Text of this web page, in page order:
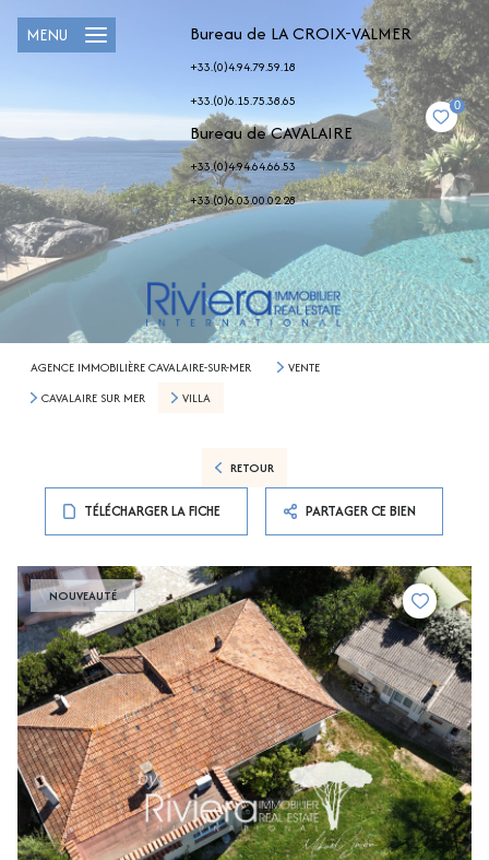
Bureau de LA CROIX-VALMER
+33.(0)4.94.79.59.18
+33.(0)6.15.75.38.65
Bureau de CAVALAIRE
+33.(0)4.94.64.66.53
+33.(0)6.03.00.02.28
0
MENU
AGENCE IMMOBILIÈRE CAVALAIRE-SUR-MER
VENTE
CAVALAIRE SUR MER
VILLA
RETOUR
TÉLÉCHARGER LA FICHE PARTAGER CE BIEN
NOUVEAUTÉ